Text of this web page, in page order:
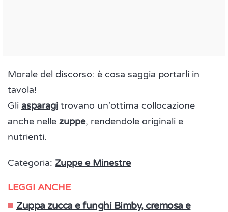
Morale del discorso: è cosa saggia portarli in
tavola!
Gli asparagi trovano un'ottima collocazione
anche nelle zuppe, rendendole originali e
nutrienti.
Categoria: Zuppe e Minestre
LEGGI ANCHE
Zuppa zucca e funghi Bimby, cremosa e